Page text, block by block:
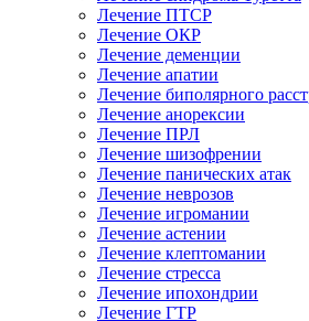
Лечение ПТСР
Лечение ОКР
Лечение деменции
Лечение апатии
Лечение биполярного
Лечение анорексии
Лечение ПРЛ
Лечение шизофрении
Лечение панических атак
Лечение неврозов
Лечение игромании
Лечение астении
Лечение клептомании
Лечение стресса
Лечение ипохондрии
Лечение ГТР